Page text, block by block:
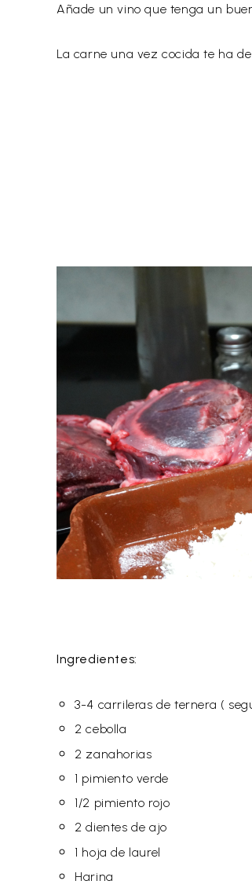
Añade un vino que tenga un
La carne una vez cocida te
Ingredientes:
3-4 carrileras de ternera (
2 cebolla
2 zanahorias
1 pimiento verde
1/2 pimiento rojo
2 dientes de ajo
1 hoja de laurel
Harina